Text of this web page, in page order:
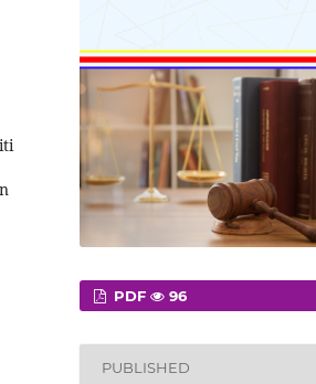
PDF 96
PUBLISHED